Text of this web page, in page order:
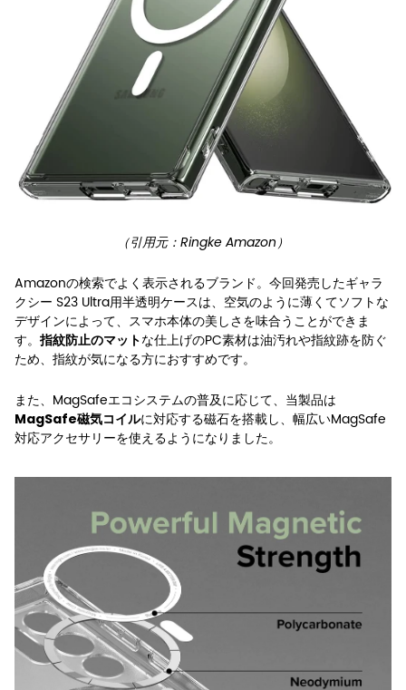
（引用元：Ringke Amazon）
Amazonの検索でよく表示されるブランド。今回発売したギャラ
クシー S23 Ultra用半透明ケースは、空気のように薄くてソフトな
デザインによって、スマホ本体の美しさを味合うことができま
す。 指紋防止のマットな仕上げのPC素材は油汚れや指紋跡を防ぐ
ため、指紋が気になる方におすすめです。
また、MagSafeエコシステムの普及に応じて、当製品は
MagSafe磁気コイルに対応する磁石を搭載し、幅広いMagSafe
対応アクセサリーを使えるようになりました。